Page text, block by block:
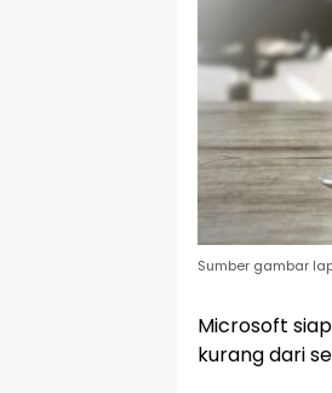
Sumber gambar
Microsoft
kurang dari